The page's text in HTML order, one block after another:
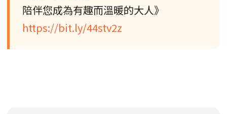
陪伴您成為有趣而溫暖的大人》
https://bit.ly/44stv2z